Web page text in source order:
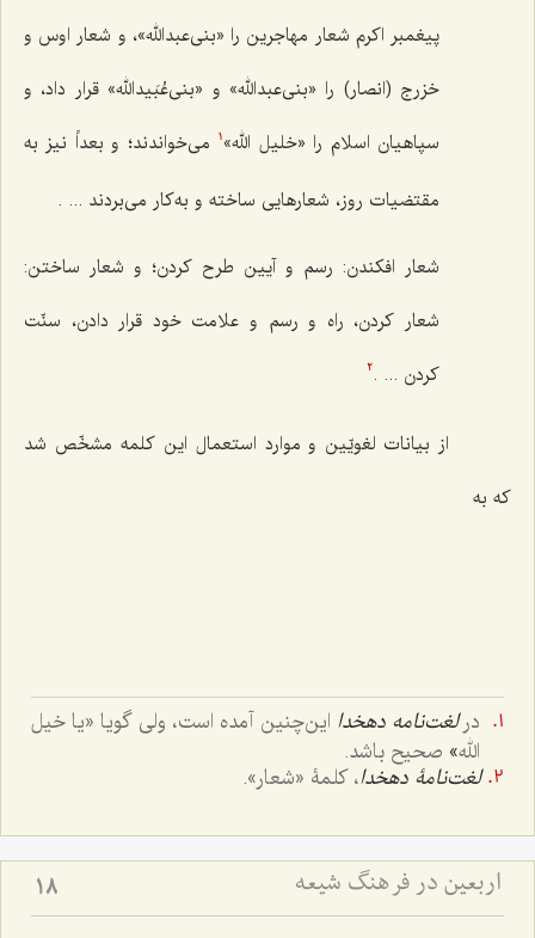
پیغمبر اکرم شعار مهاجرین را «بنی‌عبدالله»، و شعار اوس و
خزرج (انصار) را «بنی‌عبدالله» و «بنی‌عُبَیدالله» قرار داد، و
سپاهیان اسلام را «خلیل الله» 1
می‌خواندند؛ و بعداً نیز به
مقتضیات روز، شعارهایی ساخته و به‌کار می‌بردند ... .
شعار افکندن: رسم و آیین طرح کردن؛ و شعار ساختن:
شعار کردن، راه و رسم و علامت خود قرار دادن، سنّت
کردن ... .2
از بیانات لغویّین و موارد استعمال این کلمه مشخّص شد
که به
درلغت‌نامه دهخدا این‌چنین آمده است، ولی گویا «یا خیل
الله» صحیح باشد.
لغت‌نامۀ دهخدا، کلمۀ «شعار».
اربعین در فرهنگ شیعه 18